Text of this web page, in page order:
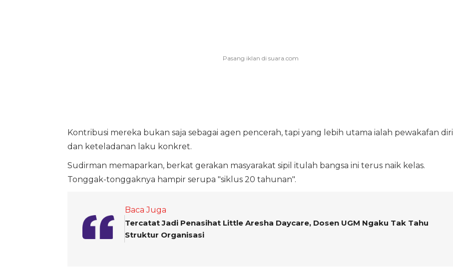
Kontribusi mereka bukan saja sebagai agen pencerah, tapi yang lebih utama ialah pewakafan diri
dan keteladanan laku konkret.
Sudirman memaparkan, berkat gerakan masyarakat sipil itulah bangsa ini terus naik kelas.
Tonggak-tonggaknya hampir serupa "siklus 20 tahunan".
Baca Juga
Tercatat Jadi Penasihat Little Aresha Daycare, Dosen UGM Ngaku Tak Tahu
Struktur Organisasi